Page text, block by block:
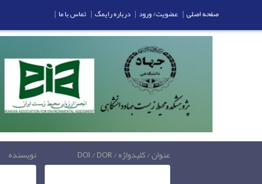
عنوان / کلیدواژه / DOI / DOR نویسنده
صفحه اصلی | عضویت/ ورود | درباره رایمگ | تماس با ما |